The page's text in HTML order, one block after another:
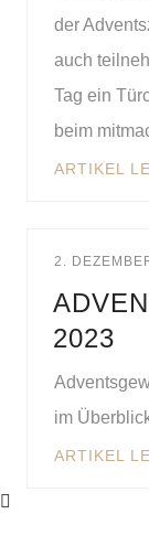
der
auch
Tag ein
beim
ARTIKEL
2.
2023
im
ARTIKEL